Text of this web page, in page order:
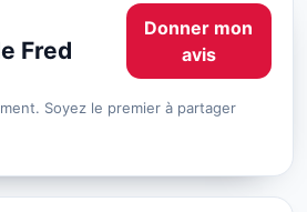
Fred
Donner mon
avis
Soyez le premier à partager